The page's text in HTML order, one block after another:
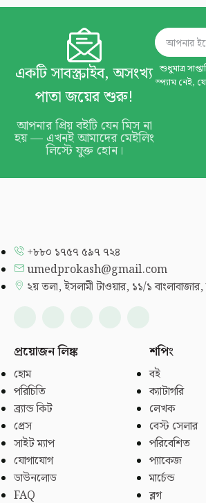
একটি সাবস্ক্রাইব, অসংখ্য
পাতা জয়ের শুরু!
আপনার প্রিয় বইটি যেন মিস না
হয় — এখনই আমাদের মেইলিং
লিস্টে যুক্ত হোন।
শুধুমাত্র
স্প্যাম নেই,
+৮৮০ ১৭৫৭ ৫৯৭ ৭২৪
umedprokash@gmail.com
২য় তলা, ইসলামী টাওয়ার, ১১/১
প্রয়োজন লিঙ্ক
হোম
পরিচিতি
ব্র্যান্ড কিট
প্রেস
সাইট ম্যাপ
যোগাযোগ
ডাউনলোড
FAQ
শপিং
বই
ক্যাটাগরি
লেখক
বেস্ট সেলার
পরিবেশিত
প্যাকেজ
মার্চেন্ড
ব্লগ